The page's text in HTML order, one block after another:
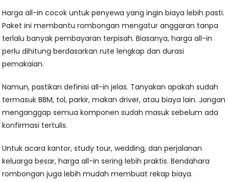
Harga all-in cocok untuk penyewa yang ingin biaya lebih pasti.
Paket ini membantu rombongan mengatur anggaran tanpa
terlalu banyak pembayaran terpisah. Biasanya, harga all-in
perlu dihitung berdasarkan rute lengkap dan durasi
pemakaian.
Namun, pastikan definisi all-in jelas. Tanyakan apakah sudah
termasuk BBM, tol, parkir, makan driver, atau biaya lain. Jangan
menganggap semua komponen sudah masuk sebelum ada
konfirmasi tertulis.
Untuk acara kantor, study tour, wedding, dan perjalanan
keluarga besar, harga all-in sering lebih praktis. Bendahara
rombongan juga lebih mudah membuat rekap biaya.